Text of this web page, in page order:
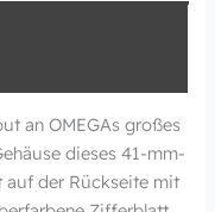
an OMEGAs großes
dieses 41-mm-
auf der Rückseite mit